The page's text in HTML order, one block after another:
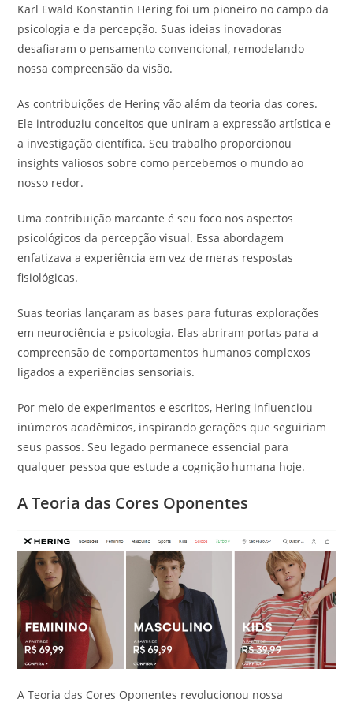
Karl Ewald Konstantin Hering foi um pioneiro no campo da
psicologia e da percepção. Suas ideias inovadoras
desafiaram o pensamento convencional, remodelando
nossa compreensão da visão.
As contribuições de Hering vão além da teoria das cores.
Ele introduziu conceitos que uniram a expressão artística e
a investigação científica. Seu trabalho proporcionou
insights valiosos sobre como percebemos o mundo ao
nosso redor.
Uma contribuição marcante é seu foco nos aspectos
psicológicos da percepção visual. Essa abordagem
enfatizava a experiência em vez de meras respostas
fisiológicas.
Suas teorias lançaram as bases para futuras explorações
em neurociência e psicologia. Elas abriram portas para a
compreensão de comportamentos humanos complexos
ligados a experiências sensoriais.
Por meio de experimentos e escritos, Hering influenciou
inúmeros acadêmicos, inspirando gerações que seguiriam
seus passos. Seu legado permanece essencial para
qualquer pessoa que estude a cognição humana hoje.
A Teoria das Cores Oponentes
A Teoria das Cores Oponentes revolucionou nossa